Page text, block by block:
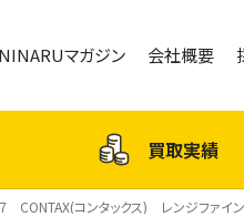
マガジン 会社概要
買取実績
CONTAX(コンタックス) レンジファ